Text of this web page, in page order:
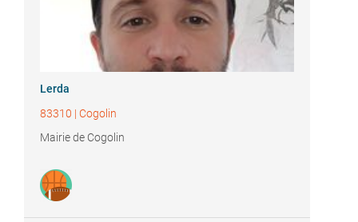
Lerda
83310 | Cogolin
Mairie de Cogolin